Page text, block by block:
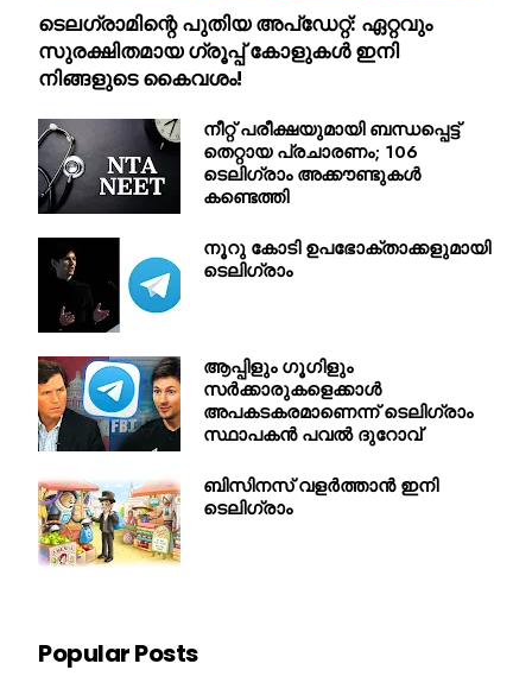
ടെലഗ്രാമിന്റെ പുതിയ അപ്‌ഡേറ്റ്: ഏറ്റവും
സുരക്ഷിതമായ ഗ്രൂപ്പ് കോളുകൾ ഇനി
നിങ്ങളുടെ കൈവശം!
നീറ്റ് പരീക്ഷയുമായി ബന്ധപ്പെട്ട്
തെറ്റായ പ്രചാരണം; 106
ടെലിഗ്രാം അക്കൗണ്ടുകൾ
കണ്ടെത്തി
നൂറു കോടി ഉപഭോക്താക്കളുമായി
ടെലിഗ്രാം
ആപ്പിളും ഗൂഗിളും
സർക്കാരുകളെക്കാൾ
അപകടകരമാണെന്ന് ടെലിഗ്രാം
സ്ഥാപകൻ പവൽ ദുറോവ്
ബിസിനസ് വളര്‍ത്താന്‍ ഇനി
ടെലിഗ്രാം
Popular Posts